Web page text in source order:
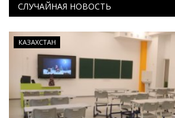
СЛУЧАЙНАЯ НОВОСТЬ
КАЗАХСТАН